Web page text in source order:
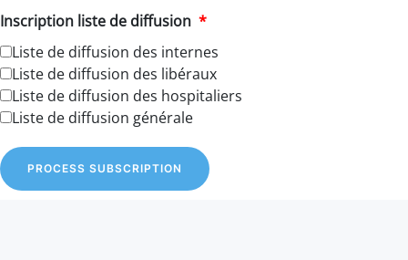
Inscription liste de diffusion *
Liste de diffusion des internes
Liste de diffusion des libéraux
Liste de diffusion des hospitaliers
Liste de diffusion générale